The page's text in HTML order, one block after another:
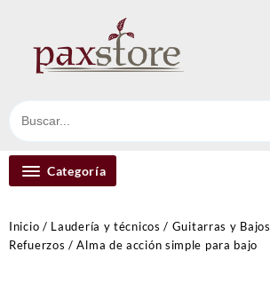
contenido
Categoría
Inicio / Laudería y técnicos / Guitarras y Bajos
Refuerzos / Alma de acción simple para bajo